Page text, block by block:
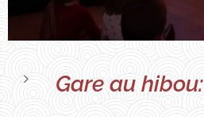
Gare au hibou: